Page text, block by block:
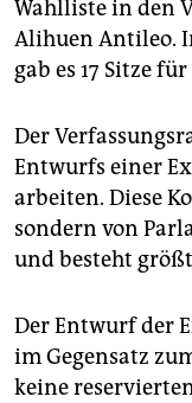
Wahlliste in den
Alihuen Antileo.
gab es 17 Sitze
Der
Entwurfs einer
arbeiten. Diese
sondern von
und besteht
Der Entwurf der
im Gegensatz
keine